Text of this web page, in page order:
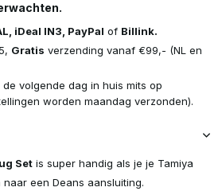
iDeal IN3, PayPal of Billink.
Gratis verzending vanaf €99,- (NL en
de volgende dag in huis mits op
worden maandag verzonden).
Set is super handig als je je Tamiya
een Deans aansluiting.